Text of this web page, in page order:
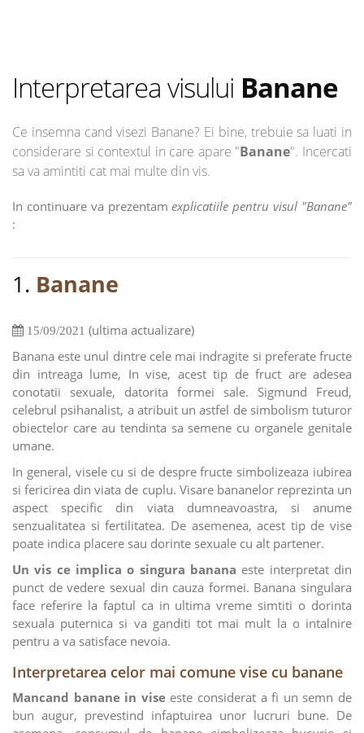
Interpretarea visului Banane
Ce insemna cand visezi Banane? Ei bine, trebuie sa luati in
considerare si contextul in care apare "Banane". Incercati
sa va amintiti cat mai multe din vis.
In continuare va prezentamexplicatiile pentru visul "Banane"
:
1. Banane
15/09/2021 (ultima actualizare)
Banana este unul dintre cele mai indragite si preferate fructe
din intreaga lume, In vise, acest tip de fruct are adesea
conotatii sexuale, datorita formei sale. Sigmund Freud,
celebrul psihanalist, a atribuit un astfel de simbolism tuturor
obiectelor care au tendinta sa semene cu organele genitale
umane.
In general, visele cu si de despre fructe simbolizeaza iubirea
si fericirea din viata de cuplu. Visare bananelor reprezinta un
aspect specific din viata dumneavoastra, si anume
senzualitatea si fertilitatea. De asemenea, acest tip de vise
poate indica placere sau dorinte sexuale cu alt partener.
Un vis ce implica o singura banana este interpretat din
punct de vedere sexual din cauza formei. Banana singulara
face referire la faptul ca in ultima vreme simtiti o dorinta
sexuala puternica si va ganditi tot mai mult la o intalnire
pentru a va satisface nevoia.
Interpretarea celor mai comune vise cu banane
Mancand banane in viseeste considerat a fi un semn de
bun augur, prevestind infaptuirea unor lucruri bune. De